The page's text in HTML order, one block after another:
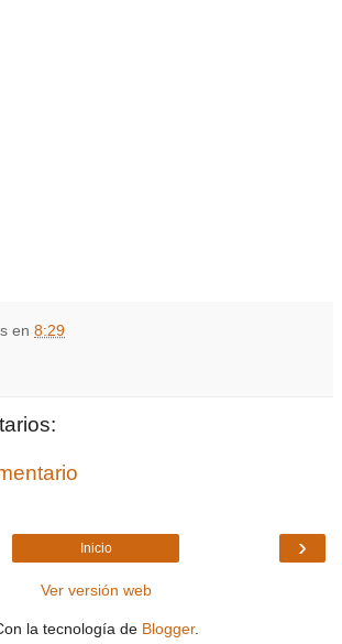
en 8:29
›
Inicio
Ver versión web
la tecnología de Blogger.